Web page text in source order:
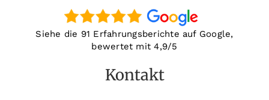
Siehe die 91 Erfahrungsberichte auf Google,
bewertet mit 4,9/5
Kontakt